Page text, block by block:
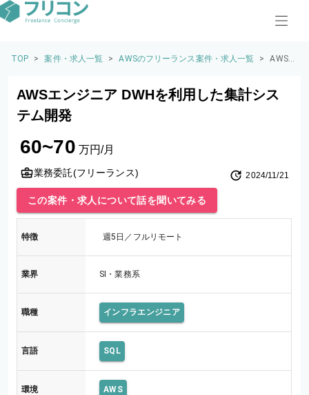
TOP > 案件・求人一覧 > AWSのフリーランス案件・求人一覧 >
AWS
WHを
AWSエンジニア DWHを利用した集計シス
テム開発
60~70 万円/月
業務委託(フリーランス) 2024/11/21
この案件・求人について話を聞いてみる
特徴 週5日／フルリモート
業界 SI・業務系
職種 インフラエンジニア
言語 SQL
環境 AWS